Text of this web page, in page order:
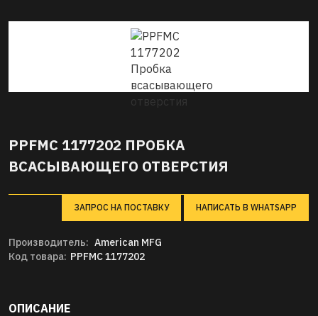
PPFMC 1177202 ПРОБКА
ВСАСЫВАЮЩЕГО ОТВЕРСТИЯ
ЗАПРОС НА ПОСТАВКУ НАПИСАТЬ В WHATSAPP
Производитель: American MFG
Код товара: PPFMC 1177202
ОПИСАНИЕ